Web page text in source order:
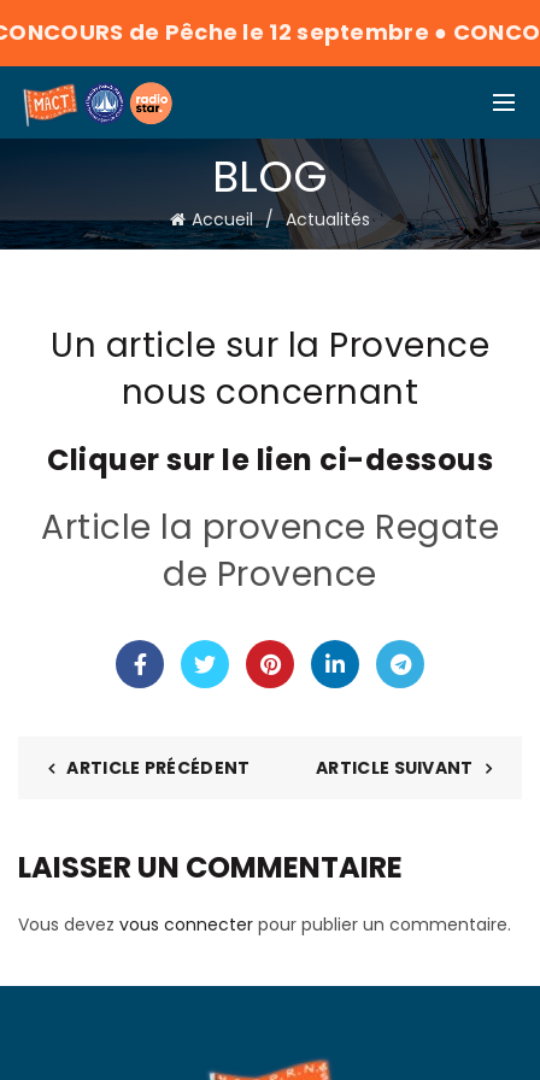
CONCOURS de Pêche le 12 septembre●
BLOG
Accueil Actualités
Un article sur la Provence
nous concernant
Cliquer sur le lien ci-dessous
Article la provence Regate
de Provence
ARTICLE PRÉCÉDENT ARTICLE SUIVANT
LAISSER UN COMMENTAIRE
Vous devez vous connecter pour publier un commentaire.